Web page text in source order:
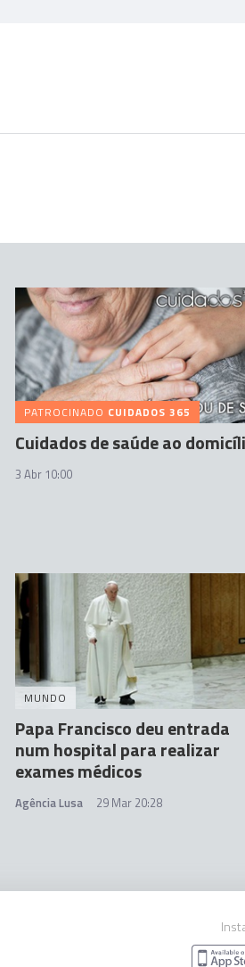
PATROCINADO CUIDADOS 365
Cuidados de saúde ao
3 Abr 10:00
MUNDO
Papa Francisco deu entrada
num hospital para realizar
exames médicos
Agência Lusa 29 Mar 20:28